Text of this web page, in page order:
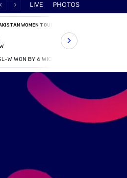
LIVE PHOTOS